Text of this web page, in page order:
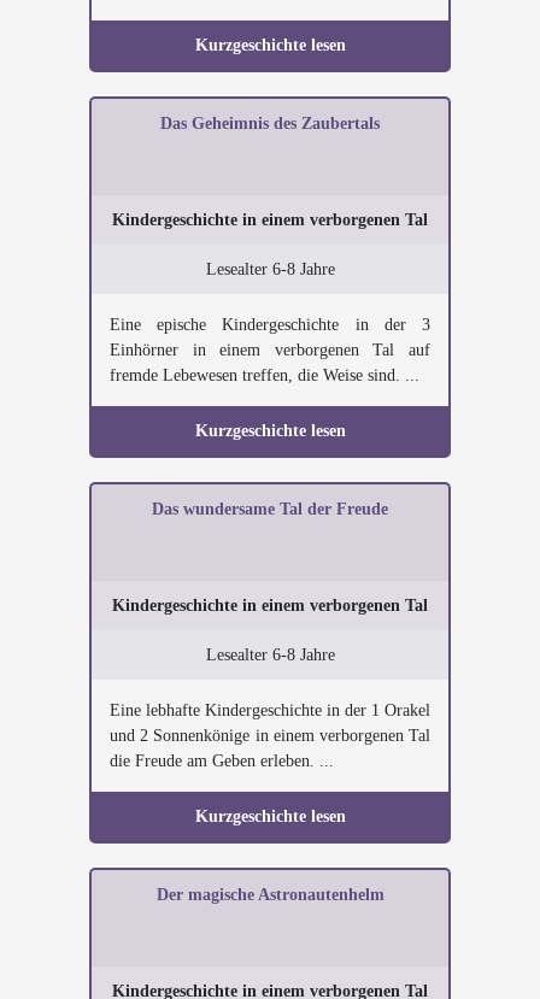
Kurzgeschichte lesen
Das Geheimnis des Zaubertals
Kindergeschichte in einem verborgenen Tal
Lesealter 6-8 Jahre
Eine epische Kindergeschichte in der 3
Einhörner in einem verborgenen Tal auf
fremde Lebewesen treffen, die Weise sind. ...
Kurzgeschichte lesen
Das wundersame Tal der Freude
Kindergeschichte in einem verborgenen Tal
Lesealter 6-8 Jahre
Eine lebhafte Kindergeschichte in der 1 Orakel
und 2 Sonnenkönige in einem verborgenen Tal
die Freude am Geben erleben. ...
Kurzgeschichte lesen
Der magische Astronautenhelm
Kindergeschichte in einem verborgenen Tal